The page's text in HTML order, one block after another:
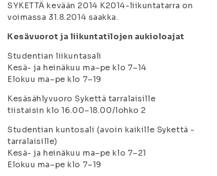
SYKETTÄ kevään 2014 K2014-liikuntatarra on
voimassa 31.8.2014 saakka.
Kesävuorot ja liikuntatilojen aukioloajat
Studentian liikuntasali
Kesä- ja heinäkuu ma–pe klo 7–14
Elokuu ma–pe klo 7–19
Kesäsählyvuoro Sykettä tarralaisille
tiistaisin klo 16.00–18.00/lohko 2
Studentian kuntosali (avoin kaikille Sykettä -
tarralaisille)
Kesä- ja heinäkuu ma–pe klo 7–21
Elokuu ma–pe klo 7–19